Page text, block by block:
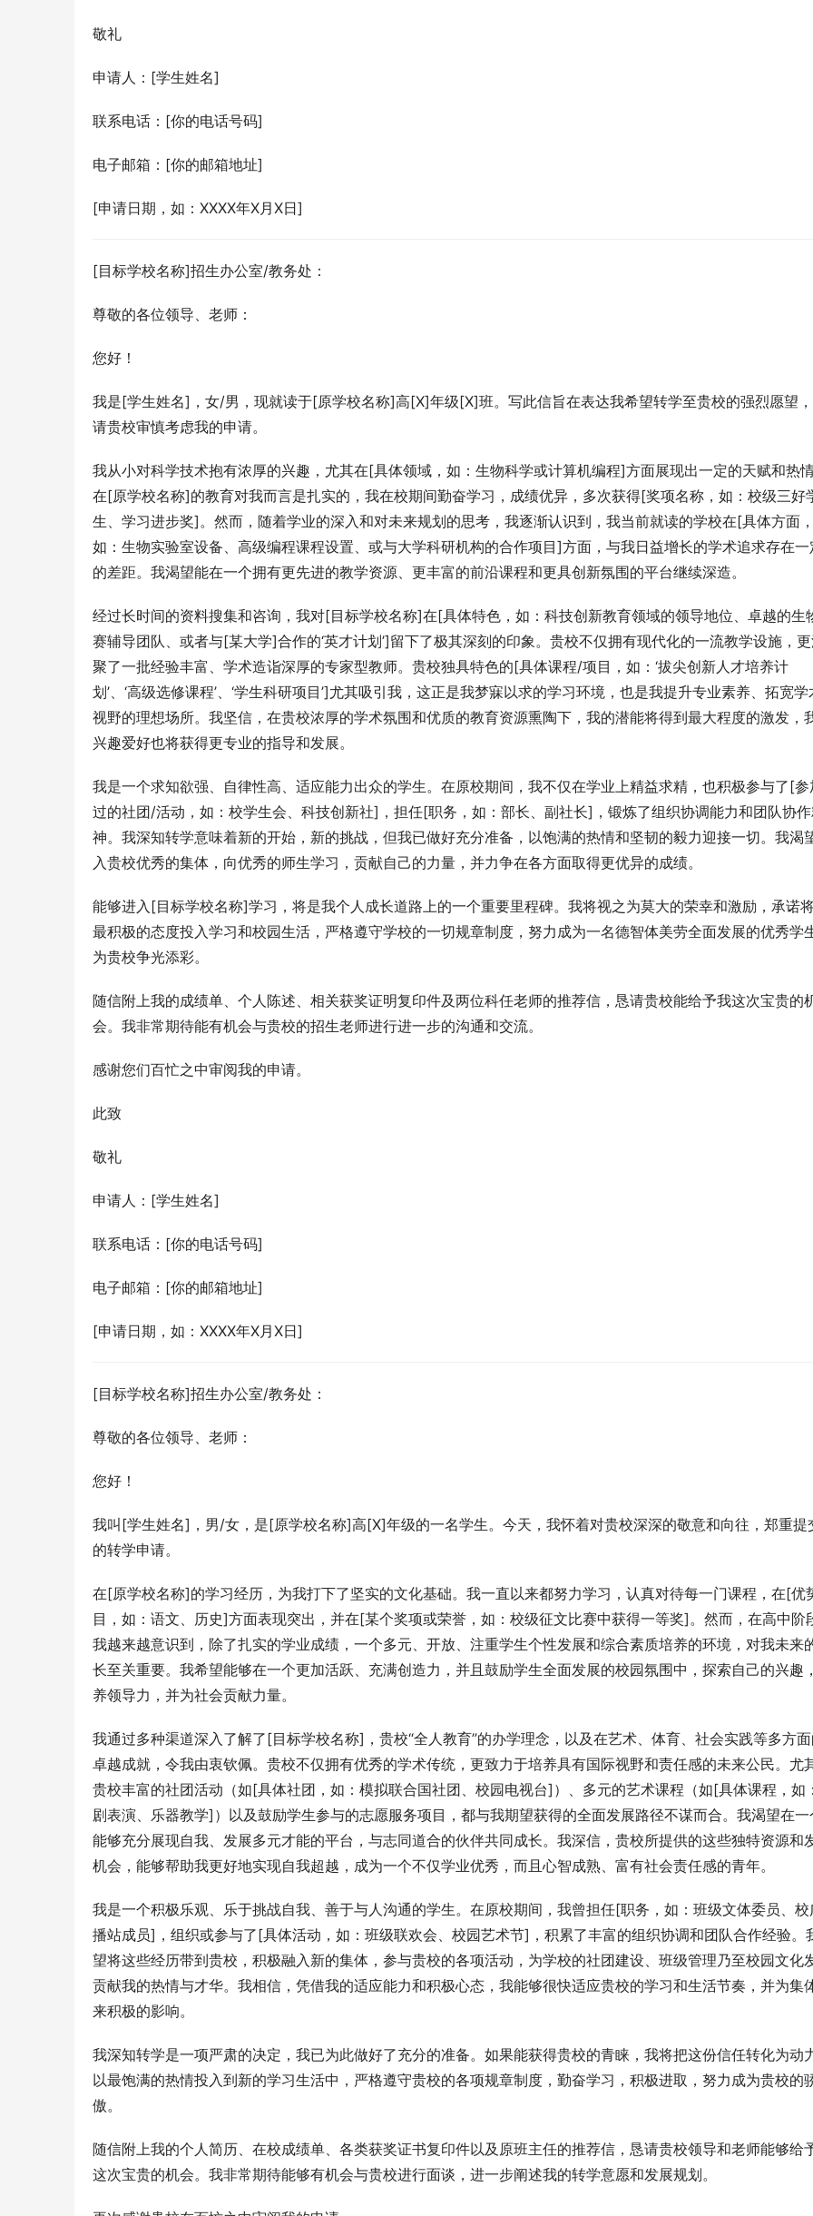
敬礼
申请人：[学生姓名]
联系电话：[你的电话号码]
电子邮箱：[你的邮箱地址]
[申请日期，如：XXXX年X月X日]
[目标学校名称]招生办公室/教务处：
尊敬的各位领导、老师：
您好！
我是[学生姓名]，女/男，现就读于[原学校名称]高[X]年级[X]班。写此信旨在表达我希望转学至贵校的强烈愿望
请贵校审慎考虑我的申请。
我从小对科学技术抱有浓厚的兴趣，尤其在[具体领域，如：生物科学或计算机编程]方面展现出一定的天赋和热
在[原学校名称]的教育对我而言是扎实的，我在校期间勤奋学习，成绩优异，多次获得[奖项名称，如：校级三好
生、学习进步奖]。然而，随着学业的深入和对未来规划的思考，我逐渐认识到，我当前就读的学校在[具体方面
如：生物实验室设备、高级编程课程设置、或与大学科研机构的合作项目]方面，与我日益增长的学术追求存在一
的差距。我渴望能在一个拥有更先进的教学资源、更丰富的前沿课程和更具创新氛围的平台继续深造。
经过长时间的资料搜集和咨询，我对[目标学校名称]在[具体特色，如：科技创新教育领域的领导地位、卓越的生
赛辅导团队、或者与[某大学]合作的‘英才计划’]留下了极其深刻的印象。贵校不仅拥有现代化的一流教学设施，
聚了一批经验丰富、学术造诣深厚的专家型教师。贵校独具特色的[具体课程/项目，如：‘拔尖创新人才培养计
划’、‘高级选修课程’、‘学生科研项目’]尤其吸引我，这正是我梦寐以求的学习环境，也是我提升专业素养、拓宽学
视野的理想场所。我坚信，在贵校浓厚的学术氛围和优质的教育资源熏陶下，我的潜能将得到最大程度的激发，
兴趣爱好也将获得更专业的指导和发展。
我是一个求知欲强、自律性高、适应能力出众的学生。在原校期间，我不仅在学业上精益求精，也积极参与了[参
过的社团/活动，如：校学生会、科技创新社]，担任[职务，如：部长、副社长]，锻炼了组织协调能力和团队协
神。我深知转学意味着新的开始，新的挑战，但我已做好充分准备，以饱满的热情和坚韧的毅力迎接一切。我渴
入贵校优秀的集体，向优秀的师生学习，贡献自己的力量，并力争在各方面取得更优异的成绩。
能够进入[目标学校名称]学习，将是我个人成长道路上的一个重要里程碑。我将视之为莫大的荣幸和激励，承诺
最积极的态度投入学习和校园生活，严格遵守学校的一切规章制度，努力成为一名德智体美劳全面发展的优秀学
为贵校争光添彩。
随信附上我的成绩单、个人陈述、相关获奖证明复印件及两位科任老师的推荐信，恳请贵校能给予我这次宝贵的
会。我非常期待能有机会与贵校的招生老师进行进一步的沟通和交流。
感谢您们百忙之中审阅我的申请。
此致
敬礼
申请人：[学生姓名]
联系电话：[你的电话号码]
电子邮箱：[你的邮箱地址]
[申请日期，如：XXXX年X月X日]
[目标学校名称]招生办公室/教务处：
尊敬的各位领导、老师：
您好！
我叫[学生姓名]，男/女，是[原学校名称]高[X]年级的一名学生。今天，我怀着对贵校深深的敬意和向往，郑重提
的转学申请。
在[原学校名称]的学习经历，为我打下了坚实的文化基础。我一直以来都努力学习，认真对待每一门课程，在[优
目，如：语文、历史]方面表现突出，并在[某个奖项或荣誉，如：校级征文比赛中获得一等奖]。然而，在高中阶
我越来越意识到，除了扎实的学业成绩，一个多元、开放、注重学生个性发展和综合素质培养的环境，对我未来
长至关重要。我希望能够在一个更加活跃、充满创造力，并且鼓励学生全面发展的校园氛围中，探索自己的兴趣
养领导力，并为社会贡献力量。
我通过多种渠道深入了解了[目标学校名称]，贵校“全人教育”的办学理念，以及在艺术、体育、社会实践等多方
卓越成就，令我由衷钦佩。贵校不仅拥有优秀的学术传统，更致力于培养具有国际视野和责任感的未来公民。尤
贵校丰富的社团活动（如[具体社团，如：模拟联合国社团、校园电视台]）、多元的艺术课程（如[具体课程，如
剧表演、乐器教学]）以及鼓励学生参与的志愿服务项目，都与我期望获得的全面发展路径不谋而合。我渴望在一
能够充分展现自我、发展多元才能的平台，与志同道合的伙伴共同成长。我深信，贵校所提供的这些独特资源和
机会，能够帮助我更好地实现自我超越，成为一个不仅学业优秀，而且心智成熟、富有社会责任感的青年。
我是一个积极乐观、乐于挑战自我、善于与人沟通的学生。在原校期间，我曾担任[职务，如：班级文体委员、校
播站成员]，组织或参与了[具体活动，如：班级联欢会、校园艺术节]，积累了丰富的组织协调和团队合作经验。
望将这些经历带到贵校，积极融入新的集体，参与贵校的各项活动，为学校的社团建设、班级管理乃至校园文化
贡献我的热情与才华。我相信，凭借我的适应能力和积极心态，我能够很快适应贵校的学习和生活节奏，并为集
来积极的影响。
我深知转学是一项严肃的决定，我已为此做好了充分的准备。如果能获得贵校的青睐，我将把这份信任转化为动
以最饱满的热情投入到新的学习生活中，严格遵守贵校的各项规章制度，勤奋学习，积极进取，努力成为贵校的
傲。
随信附上我的个人简历、在校成绩单、各类获奖证书复印件以及原班主任的推荐信，恳请贵校领导和老师能够给
这次宝贵的机会。我非常期待能够有机会与贵校进行面谈，进一步阐述我的转学意愿和发展规划。